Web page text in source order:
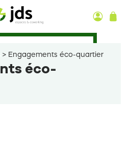
> Engagements éco-quartier
éco-